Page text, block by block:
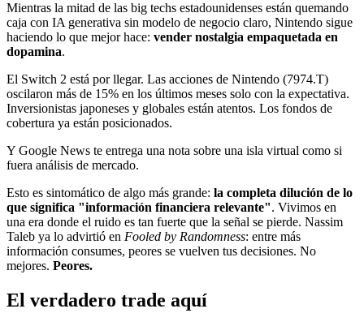
Mientras la mitad de las big techs estadounidenses están quemando
caja con IA generativa sin modelo de negocio claro, Nintendo sigue
haciendo lo que mejor hace: vender nostalgia empaquetada en
dopamina.
El Switch 2 está por llegar. Las acciones de Nintendo (7974.T)
oscilaron más de 15% en los últimos meses solo con la expectativa.
Inversionistas japoneses y globales están atentos. Los fondos de
cobertura ya están posicionados.
Y Google News te entrega una nota sobre una isla virtual como si
fuera análisis de mercado.
Esto es sintomático de algo más grande: la completa dilución de lo
que significa "información financiera relevante". Vivimos en
una era donde el ruido es tan fuerte que la señal se pierde. Nassim
Taleb ya lo advirtió en Fooled by Randomness: entre más
información consumes, peores se vuelven tus decisiones. No
mejores. Peores.
El verdadero trade aquí